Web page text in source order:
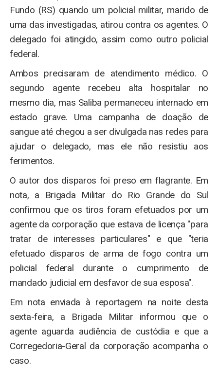
Fundo (RS) quando um policial militar, marido de
uma das investigadas, atirou contra os agentes. O
delegado foi atingido, assim como outro policial
federal.
Ambos precisaram de atendimento médico. O
segundo agente recebeu alta hospitalar no
mesmo dia, mas Saliba permaneceu internado em
estado grave. Uma campanha de doação de
sangue até chegou a ser divulgada nas redes para
ajudar o delegado, mas ele não resistiu aos
ferimentos.
O autor dos disparos foi preso em flagrante. Em
nota, a Brigada Militar do Rio Grande do Sul
confirmou que os tiros foram efetuados por um
agente da corporação que estava de licença "para
tratar de interesses particulares" e que "teria
efetuado disparos de arma de fogo contra um
policial federal durante o cumprimento de
mandado judicial em desfavor de sua esposa".
Em nota enviada à reportagem na noite desta
sexta-feira, a Brigada Militar informou que o
agente aguarda audiência de custódia e que a
Corregedoria-Geral da corporação acompanha o
caso.